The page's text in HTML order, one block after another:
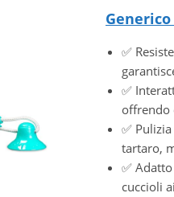
✅
✅
offrendo
✅
tartaro,
✅
cuccioli